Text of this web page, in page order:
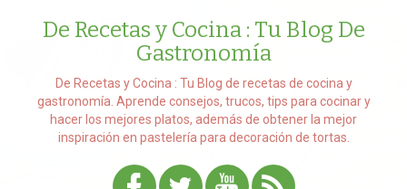
De Recetas y Cocina : Tu Blog De
Gastronomía
De Recetas y Cocina : Tu Blog de recetas de cocina y
gastronomía. Aprende consejos, trucos, tips para cocinar y
hacer los mejores platos, además de obtener la mejor
inspiración en pastelería para decoración de tortas.